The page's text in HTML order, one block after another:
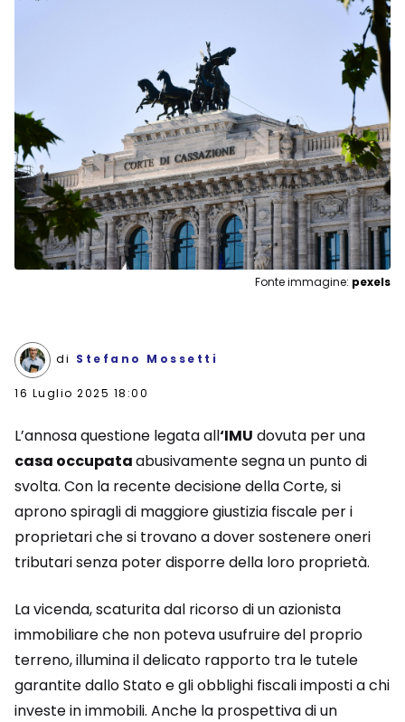
Fonte immagine: pexels
di Stefano Mossetti
16 Luglio 2025 18:00
L’annosa questione legata all‘IMU dovuta per una
casa occupataabusivamente segna un punto di
svolta. Con la recente decisione della Corte, si
aprono spiragli di maggiore giustizia fiscale per i
proprietari che si trovano a dover sostenere oneri
tributari senza poter disporre della loro proprietà.
La vicenda, scaturita dal ricorso di un azionista
immobiliare che non poteva usufruire del proprio
terreno, illumina il delicato rapporto tra le tutele
garantite dallo Stato e gli obblighi fiscali imposti a chi
investe in immobili. Anche la prospettiva di un